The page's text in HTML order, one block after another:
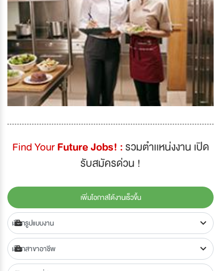
Find YourFuture Jobs! :รวมตำเเหน่งงาน เปิด
รับสมัครด่วน !
เพิ่มโอกาสได้งานเร็วขึ้น